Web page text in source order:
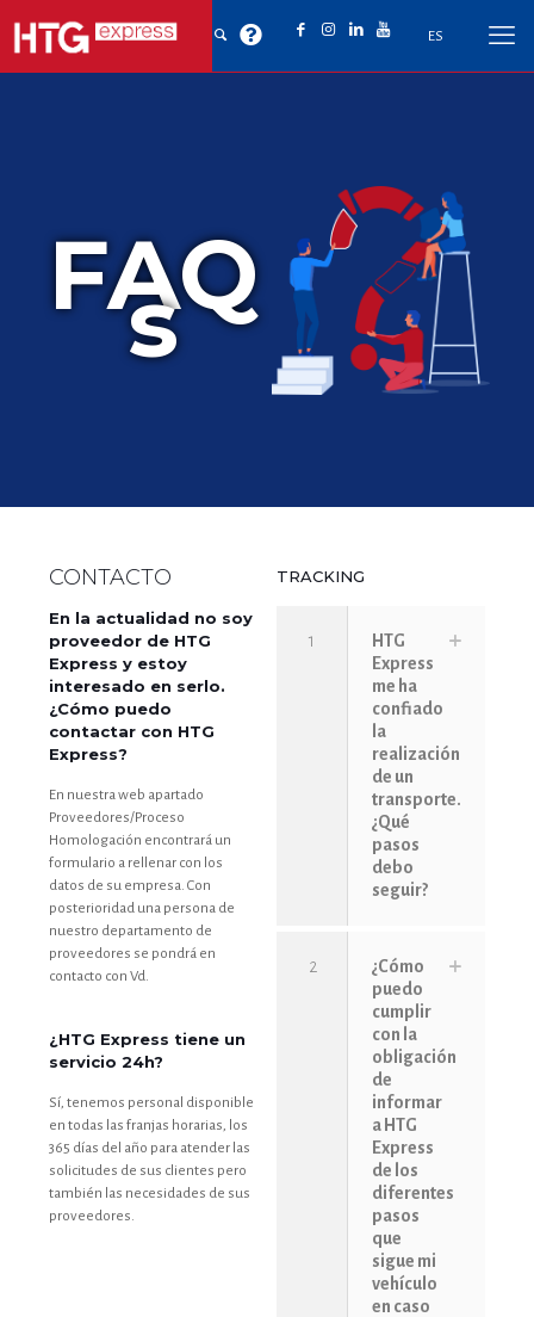
ES
FAQ
s
CONTACTO
En la actualidad no soy
proveedor de HTG
Express y estoy
interesado en serlo.
¿Cómo puedo
contactar con HTG
Express?
En nuestra web apartado
Proveedores/Proceso
Homologación encontrará un
formulario a rellenar con los
datos de su empresa. Con
posterioridad una persona de
nuestro departamento de
proveedores se pondrá en
contacto con Vd.
¿HTG Express tiene un
servicio 24h?
Sí, tenemos personal disponible
en todas las franjas horarias, los
365 días del año para atender las
solicitudes de sus clientes pero
también las necesidades de sus
proveedores.
TRACKING
1
HTG
Express
me ha
confiado
la
realización
de un
transporte.
¿Qué
pasos
debo
seguir?
2
¿Cómo
puedo
cumplir
con la
obligación
de
informar
a HTG
Express
de los
diferentes
pasos
que
sigue mi
vehículo
en caso